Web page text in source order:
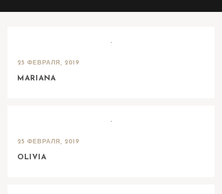
25 ФЕВРАЛЯ, 2019
MARIANA
25 ФЕВРАЛЯ, 2019
OLIVIA